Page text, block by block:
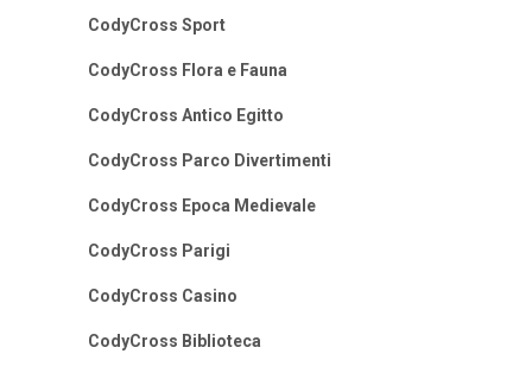
CodyCross Sport
CodyCross Flora e Fauna
CodyCross Antico Egitto
CodyCross Parco Divertimenti
CodyCross Epoca Medievale
CodyCross Parigi
CodyCross Casino
CodyCross Biblioteca